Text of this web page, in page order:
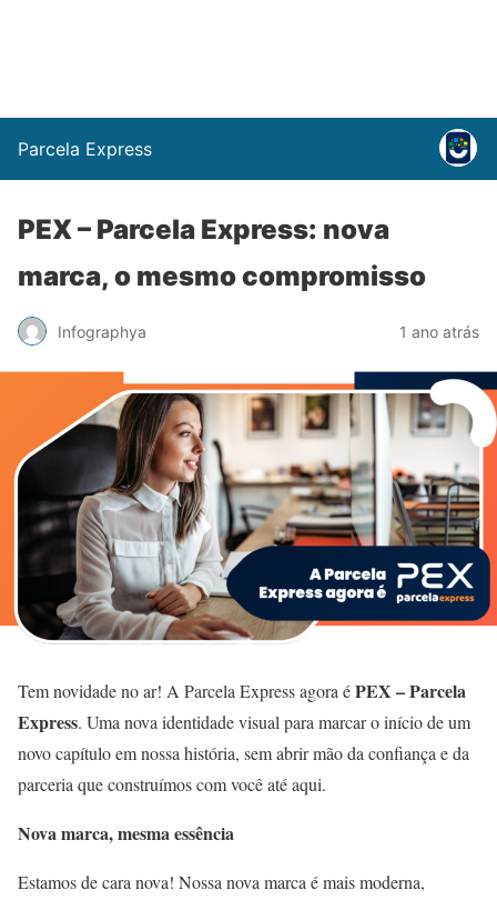
Parcela Express
PEX – Parcela Express: nova
marca, o mesmo compromisso
Infographya 1 ano atrás
Tem novidade no ar! A Parcela Express agora éPEX – Parcela
Express. Uma nova identidade visual para marcar o início de um
novo capítulo em nossa história, sem abrir mão da confiança e da
parceria que construímos com você até aqui.
Nova marca, mesma essência
Estamos de cara nova! Nossa nova marca é mais moderna,